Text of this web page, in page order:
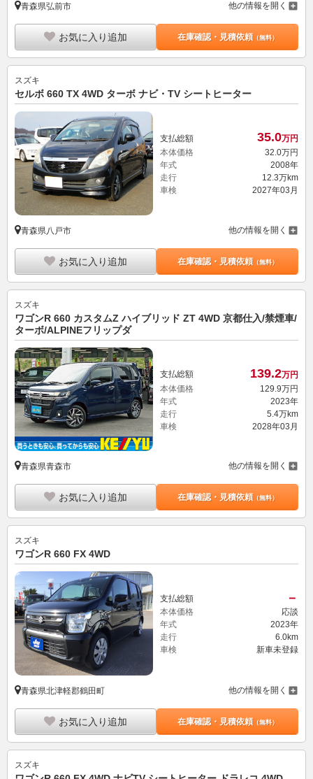
青森県弘前市 他の情報を開く
お気に入り追加 在庫確認・見積依頼（無料）
スズキ
セルボ 660 TX 4WD ターボ ナビ・TV シートヒーター
支払総額 35.0万円
本体価格
32.0万円
年式
2008年
走行
12.3万km
車検
2027年03月
青森県八戸市 他の情報を開く
お気に入り追加 在庫確認・見積依頼（無料）
スズキ
ワゴンR 660 カスタムZ ハイブリッド ZT 4WD 京都仕入/禁煙車/
ターボ/ALPINEフリップダ
支払総額 139.2万円
本体価格
129. 9万円
年式
2023年
走行
5.4万km
車検
2028年03月
青森県青森市 他の情報を開く
お気に入り追加 在庫確認・見積依頼（無料）
スズキ
ワゴンR 660 FX 4WD
支払総額 －
本体価格
応談
年式
2023年
走行
6.0km
車検
新車未登録
青森県北津軽郡鶴田町 他の情報を開く
お気に入り追加 在庫確認・見積依頼（無料）
スズキ